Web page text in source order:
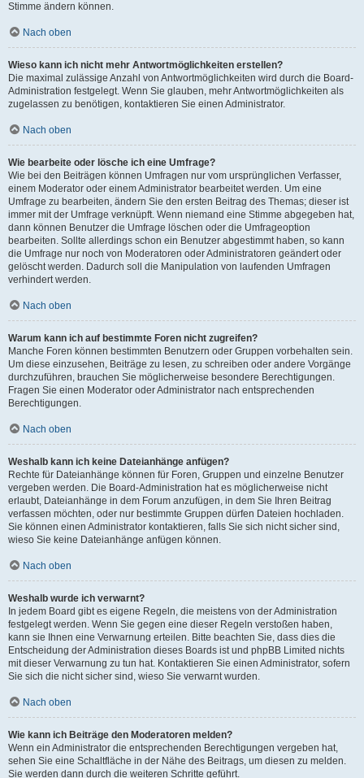
Stimme ändern können.
Nach oben
Wieso kann ich nicht mehr Antwortmöglichkeiten erstellen?
Die maximal zulässige Anzahl von Antwortmöglichkeiten wird durch die Board-
Administration festgelegt. Wenn Sie glauben, mehr Antwortmöglichkeiten als
zugelassen zu benötigen, kontaktieren Sie einen Administrator.
Nach oben
Wie bearbeite oder lösche ich eine Umfrage?
Wie bei den Beiträgen können Umfragen nur vom ursprünglichen Verfasser,
einem Moderator oder einem Administrator bearbeitet werden. Um eine
Umfrage zu bearbeiten, ändern Sie den ersten Beitrag des Themas; dieser ist
immer mit der Umfrage verknüpft. Wenn niemand eine Stimme abgegeben hat,
dann können Benutzer die Umfrage löschen oder die Umfrageoption
bearbeiten. Sollte allerdings schon ein Benutzer abgestimmt haben, so kann
die Umfrage nur noch von Moderatoren oder Administratoren geändert oder
gelöscht werden. Dadurch soll die Manipulation von laufenden Umfragen
verhindert werden.
Nach oben
Warum kann ich auf bestimmte Foren nicht zugreifen?
Manche Foren können bestimmten Benutzern oder Gruppen vorbehalten sein.
Um diese einzusehen, Beiträge zu lesen, zu schreiben oder andere Vorgänge
durchzuführen, brauchen Sie möglicherweise besondere Berechtigungen.
Fragen Sie einen Moderator oder Administrator nach entsprechenden
Berechtigungen.
Nach oben
Weshalb kann ich keine Dateianhänge anfügen?
Rechte für Dateianhänge können für Foren, Gruppen und einzelne Benutzer
vergeben werden. Die Board-Administration hat es möglicherweise nicht
erlaubt, Dateianhänge in dem Forum anzufügen, in dem Sie Ihren Beitrag
verfassen möchten, oder nur bestimmte Gruppen dürfen Dateien hochladen.
Sie können einen Administrator kontaktieren, falls Sie sich nicht sicher sind,
wieso Sie keine Dateianhänge anfügen können.
Nach oben
Weshalb wurde ich verwarnt?
In jedem Board gibt es eigene Regeln, die meistens von der Administration
festgelegt werden. Wenn Sie gegen eine dieser Regeln verstoßen haben,
kann sie Ihnen eine Verwarnung erteilen. Bitte beachten Sie, dass dies die
Entscheidung der Administration dieses Boards ist und phpBB Limited nichts
mit dieser Verwarnung zu tun hat. Kontaktieren Sie einen Administrator, sofern
Sie sich die nicht sicher sind, wieso Sie verwarnt wurden.
Nach oben
Wie kann ich Beiträge den Moderatoren melden?
Wenn ein Administrator die entsprechenden Berechtigungen vergeben hat,
sehen Sie eine Schaltfläche in der Nähe des Beitrags, um diesen zu melden.
Sie werden dann durch die weiteren Schritte geführt.